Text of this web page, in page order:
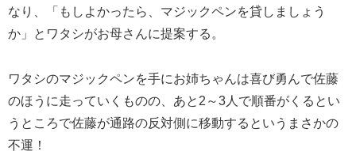
なり、「もしよかったら、マジックペンを貸しましょう
か」とワタシがお母さんに提案する。
ワタシのマジックペンを手にお姉ちゃんは喜び勇んで佐藤
のほうに走っていくものの、あと2～3人で順番がくるとい
うところで佐藤が通路の反対側に移動するというまさかの
不運！